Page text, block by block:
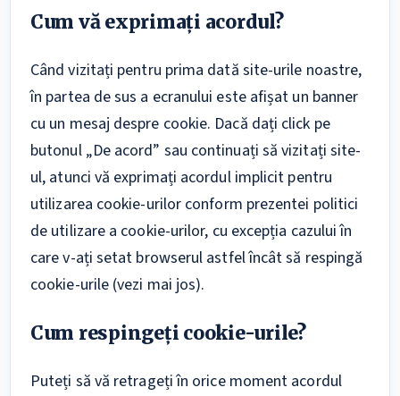
Cum vă exprimați acordul?
Când vizitați pentru prima dată site-urile noastre,
în partea de sus a ecranului este afișat un banner
cu un mesaj despre cookie. Dacă dați click pe
butonul „De acord” sau continuați să vizitați site-
ul, atunci vă exprimați acordul implicit pentru
utilizarea cookie-urilor conform prezentei politici
de utilizare a cookie-urilor, cu excepția cazului în
care v-ați setat browserul astfel încât să respingă
cookie-urile (vezi mai jos).
Cum respingeți cookie-urile?
Puteți să vă retrageți în orice moment acordul